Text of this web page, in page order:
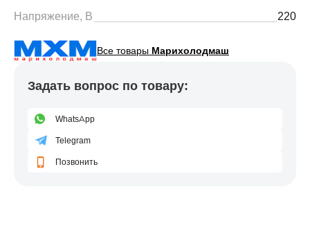
Напряжение, В 220
Все товары Марихолодмаш
Задать вопрос по товару:
WhatsApp
Telegram
Позвонить